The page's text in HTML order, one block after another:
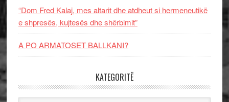
“Dom Fred Kalaj, mes altarit dhe atdheut si hermeneutikë
e shpresës, kujtesës dhe shërbimit”
A PO ARMATOSET BALLKANI?
KATEGORITË